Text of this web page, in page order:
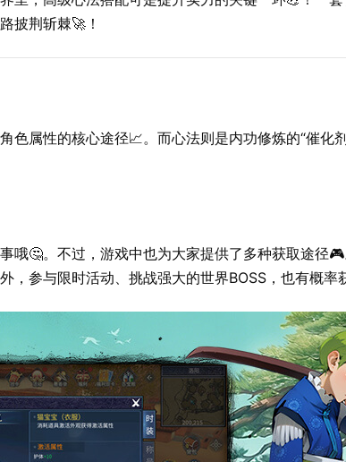
披荆斩棘🚀！
色属性的核心途径📈。而心法则是内功修炼的“催
哦🤔。不过，游戏中也为大家提供了多种获取途
，参与限时活动、挑战强大的世界BOSS，也有概率